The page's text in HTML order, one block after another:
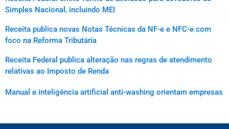
Simples Nacional, incluindo MEI
Receita publica novas Notas Técnicas da NF-e e NFC-e com
foco na Reforma Tributária
Receita Federal publica alteração nas regras de atendimento
relativas ao Imposto de Renda
Manual e inteligência artificial anti-washing orientam empresas